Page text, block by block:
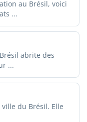
au Brésil, voici
...
abrite des
...
du Brésil. Elle